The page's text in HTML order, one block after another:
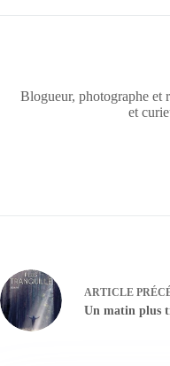
Blogueur, photographe et
et
ARTICLE
Un matin plus